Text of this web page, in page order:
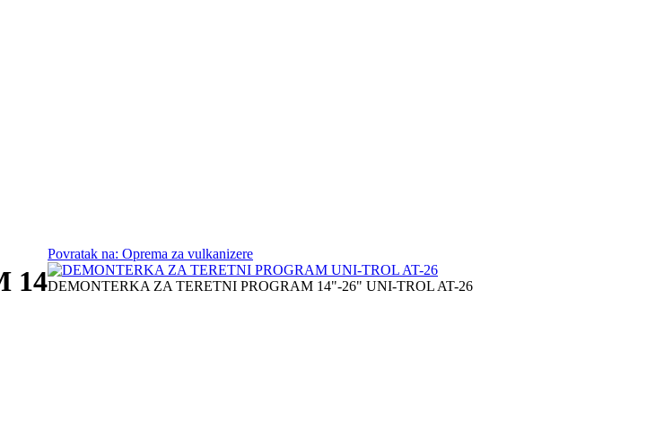
14
Povratak na: Oprema za vulkanizere
DEMONTERKA ZA TERETNI PROGRAM 14"-26" UNI-TROL AT-26